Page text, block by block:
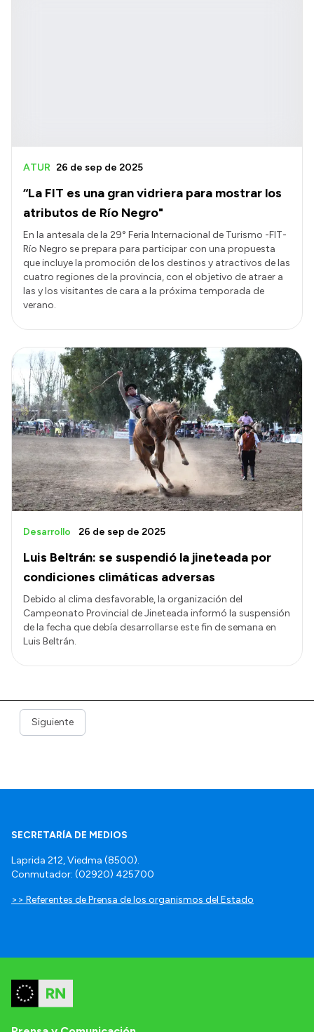
“La FIT es una gran vidriera para mostrar los
atributos de Río Negro"
ATUR 26 de sep de 2025
En la antesala de la 29° Feria Internacional de Turismo -FIT-
Río Negro se prepara para participar con una propuesta
que incluye la promoción de los destinos y atractivos de las
cuatro regiones de la provincia, con el objetivo de atraer a
las y los visitantes de cara a la próxima temporada de
verano.
Luis Beltrán: se suspendió la jineteada por
condiciones climáticas adversas
Desarrollo 26 de sep de 2025
Debido al clima desfavorable, la organización del
Campeonato Provincial de Jineteada informó la suspensión
de la fecha que debía desarrollarse este fin de semana en
Luis Beltrán.
Siguiente
SECRETARÍA DE MEDIOS
Laprida 212, Viedma (8500).
Conmutador: (02920) 425700
>> Referentes de Prensa de los organismos del Estado